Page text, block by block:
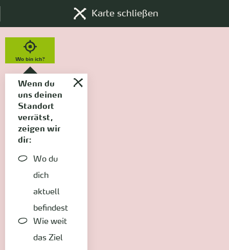
Karte schließen
Wo bin ich?
Wenn du
uns deinen
Standort
verrätst,
zeigen wir
dir:
Wo du
dich
aktuell
befindest
Wie weit
das Ziel